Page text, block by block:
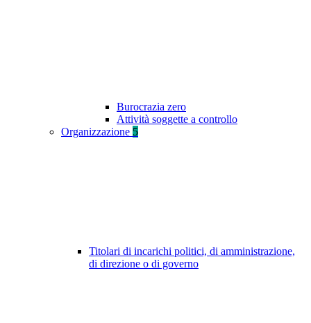
Burocrazia zero
Attività soggette a controllo
Organizzazione 5
Titolari di incarichi politici, di amministrazione,
di direzione o di governo